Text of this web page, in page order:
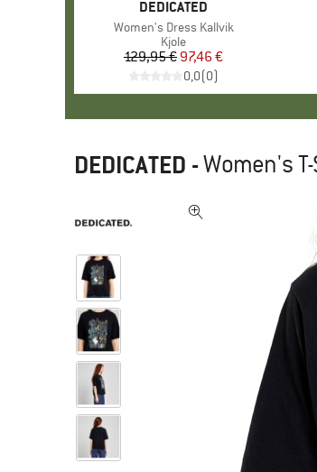
MÆRKE
DEDICATED
Artikel
Women's Dress Kallvik
Produktgruppe
Kjole
Pris
129,95 €Nedsat pris
97,46 €
0,0(0)
DEDICATED -Women's